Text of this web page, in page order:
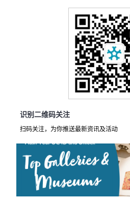
识别二维码关注
扫码关注，为你推送最新资讯及活动